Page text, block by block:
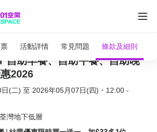
活動詳情 常見問題 條款及細則
助餐買一送一、加$33多1位
自助早餐、自助午餐、自助晚
2026
(二) 至 2026年05月07日(四) ・ 12:00 -
灣地下低層